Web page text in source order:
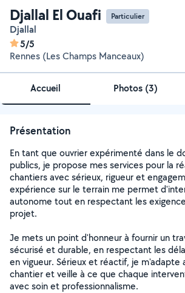
Djallal El Ouafi Particulier
Djallal
5/5
Rennes (Les Champs Manceaux)
Accueil Photos (3)
Présentation
En tant que ouvrier expérimenté dans le
publics, je propose mes services pour la
chantiers avec sérieux, rigueur et
expérience sur le terrain me permet
autonome tout en respectant les
projet.
Je mets un point d'honneur à fournir un
sécurisé et durable, en respectant les
en vigueur. Sérieux et réactif, je m'adapte
chantier et veille à ce que chaque
avec soin et professionnalisme.